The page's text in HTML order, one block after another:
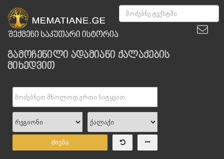
გამოჩენილი ადამიანი ქალაქების
მიხედვით
ძიება